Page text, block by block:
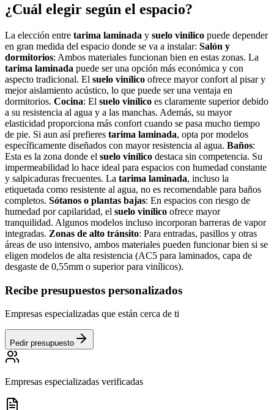
¿Cuál elegir según el espacio?
La elección entre tarima laminada y suelo vinílico puede depender
en gran medida del espacio donde se va a instalar: Salón y
dormitorios: Ambos materiales funcionan bien en estas zonas. La
tarima laminada puede ser una opción más económica y con
aspecto tradicional. El suelo vinílico ofrece mayor confort al pisar y
mejor aislamiento acústico, lo que puede ser una ventaja en
dormitorios. Cocina: El suelo vinílico es claramente superior debido
a su resistencia al agua y a las manchas. Además, su mayor
elasticidad proporciona más confort cuando se pasa mucho tiempo
de pie. Si aun así prefieres tarima laminada, opta por modelos
específicamente diseñados con mayor resistencia al agua. Baños:
Esta es la zona donde el suelo vinílico destaca sin competencia. Su
impermeabilidad lo hace ideal para espacios con humedad constante
y salpicaduras frecuentes. La tarima laminada, incluso la
etiquetada como resistente al agua, no es recomendable para baños
completos. Sótanos o plantas bajas: En espacios con riesgo de
humedad por capilaridad, el suelo vinílico ofrece mayor
tranquilidad. Algunos modelos incluso incorporan barreras de vapor
integradas. Zonas de alto tránsito: Para entradas, pasillos y otras
áreas de uso intensivo, ambos materiales pueden funcionar bien si se
eligen modelos de alta resistencia (AC5 para laminados, capa de
desgaste de 0,55mm o superior para vinílicos).
Recibe presupuestos personalizados
Empresas especializadas que están cerca de ti
Pedir presupuesto
Empresas especializadas verificadas